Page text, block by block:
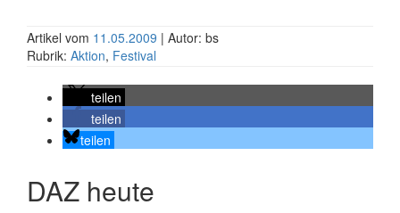
Artikel vom 11.05.2009 | Autor: bs
Rubrik: Aktion, Festival
teilen
teilen
teilen
DAZ heute